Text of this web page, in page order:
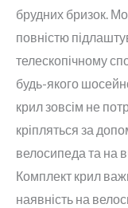
брудних бризок.
повністю
телескопічному
будь-якого
крил зовсім не
кріпляться за
велосипеда та на
Комплект крил
наявність на